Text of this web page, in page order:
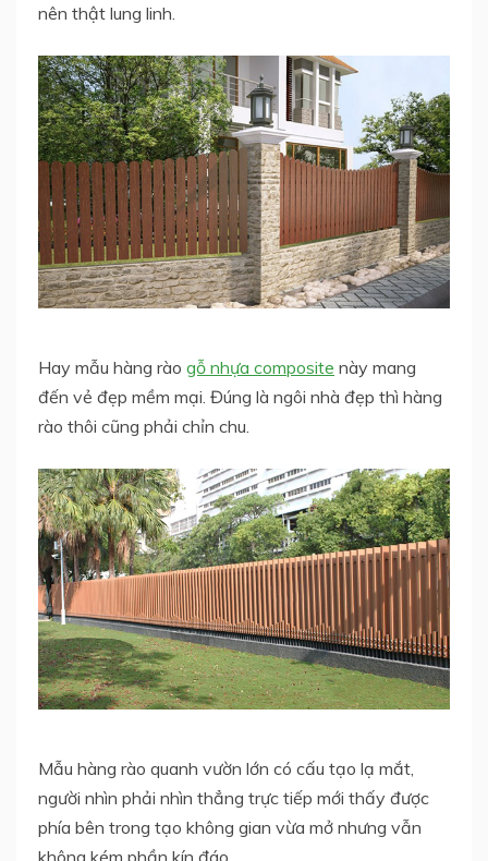
nên thật lung linh.
Hay mẫu hàng rào gỗ nhựa composite này mang
đến vẻ đẹp mềm mại. Đúng là ngôi nhà đẹp thì hàng
rào thôi cũng phải chỉn chu.
Mẫu hàng rào quanh vườn lớn có cấu tạo lạ mắt,
người nhìn phải nhìn thẳng trực tiếp mới thấy được
phía bên trong tạo không gian vừa mở nhưng vẫn